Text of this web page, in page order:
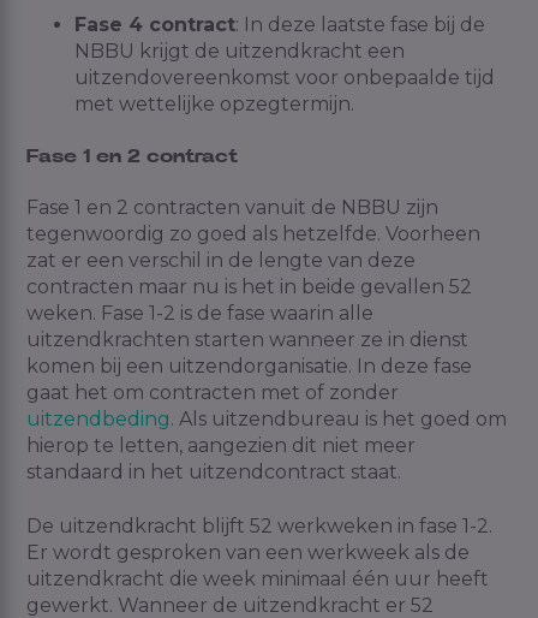
Fase 4 contract: In deze laatste fase bij de
NBBU krijgt de uitzendkracht een
uitzendovereenkomst voor onbepaalde tijd
met wettelijke opzegtermijn.
Fase 1 en 2 contract
Fase 1 en 2 contracten vanuit de NBBU zijn
tegenwoordig zo goed als hetzelfde. Voorheen
zat er een verschil in de lengte van deze
contracten maar nu is het in beide gevallen 52
weken. Fase 1-2 is de fase waarin alle
uitzendkrachten starten wanneer ze in dienst
komen bij een uitzendorganisatie. In deze fase
gaat het om contracten met of zonder
uitzendbeding. Als uitzendbureau is het goed om
hierop te letten, aangezien dit niet meer
standaard in het uitzendcontract staat.
De uitzendkracht blijft 52 werkweken in fase 1-2.
Er wordt gesproken van een werkweek als de
uitzendkracht die week minimaal één uur heeft
gewerkt. Wanneer de uitzendkracht er 52